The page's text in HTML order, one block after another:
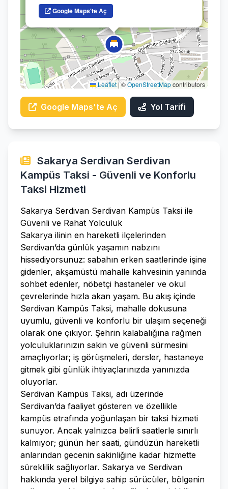
Google Maps'te Aç
Leaflet|©OpenStreetMapcontributors
Google Maps'te Aç Yol Tarifi
Sakarya Serdivan Serdivan
Kampüs Taksi - Güvenli ve Konforlu
Taksi Hizmeti
Sakarya Serdivan Serdivan Kampüs Taksi ile
Güvenli ve Rahat Yolculuk
Sakarya ilinin en hareketli ilçelerinden
Serdivan’da günlük yaşamın nabzını
hissediyorsunuz: sabahın erken saatlerinde işine
gidenler, akşamüstü mahalle kahvesinin yanında
sohbet edenler, nöbetçi hastaneler ve okul
çevrelerinde hızla akan yaşam. Bu akış içinde
Serdivan Kampüs Taksi, mahalle dokusuna
uyumlu, güvenli ve konforlu bir ulaşım seçeneği
olarak öne çıkıyor. Şehrin kalabalığına rağmen
yolculuklarınızın sakin ve güvenli sürmesini
amaçlıyorlar; iş görüşmeleri, dersler, hastaneye
gitmek gibi günlük ihtiyaçlarınızda yanınızda
oluyorlar.
Serdivan Kampüs Taksi, adı üzerinde
Serdivan’da faaliyet gösteren ve özellikle
kampüs etrafında yoğunlaşan bir taksi hizmeti
sunuyor. Ancak yalnızca belirli saatlerle sınırlı
kalmıyor; günün her saati, gündüzün hareketli
anlarından gecenin sakinliğine kadar hizmette
süreklilik sağlıyorlar. Sakarya ve Serdivan
hakkında yerel bilgiye sahip sürücüler, bölgenin